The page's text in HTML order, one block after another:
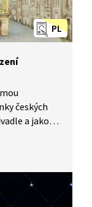
PL
českých
a jakou